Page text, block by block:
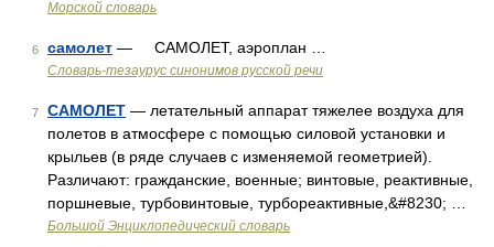
Морской словарь
6 самолет — САМОЛЕТ, аэроплан …
Словарь-тезаурус синонимов русской речи
7 САМОЛЕТ — летательный аппарат тяжелее воздуха для
полетов в атмосфере с помощью силовой установки и
крыльев (в ряде случаев с изменяемой геометрией).
Различают: гражданские, военные; винтовые, реактивные,
поршневые, турбовинтовые, турбореактивные,&#8230; …
Большой Энциклопедический словарь